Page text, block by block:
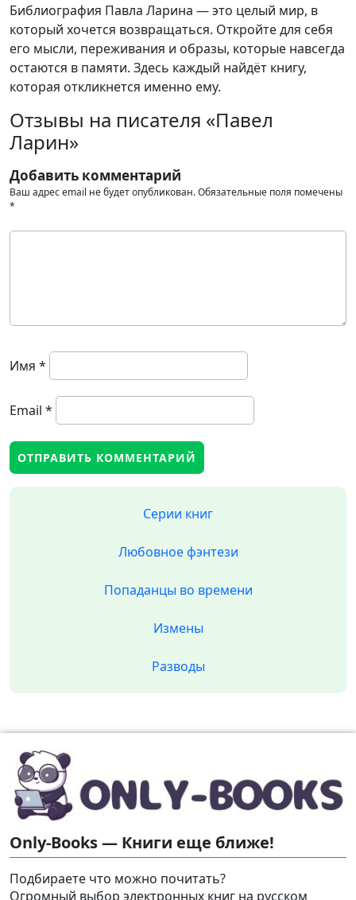
Библиография Павла Ларина — это целый мир, в
который хочется возвращаться. Откройте для себя
его мысли, переживания и образы, которые навсегда
остаются в памяти. Здесь каждый найдёт книгу,
которая откликнется именно ему.
Отзывы на писателя «Павел
Ларин»
Добавить комментарий
Ваш адрес email не будет опубликован.Обязательные поля помечены
*
Имя *
Email *
Серии книг
Любовное фэнтези
Попаданцы во времени
Измены
Разводы
Only-Books — Книги еще ближе!
Подбираете что можно почитать?
Огромный выбор электронных книг на русском